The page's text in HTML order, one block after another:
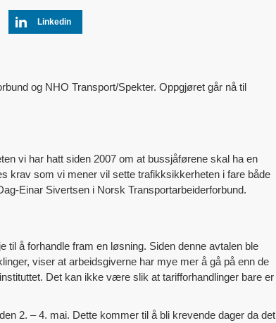
Linkedin
og NHO Transport/Spekter. Oppgjøret går nå til
vi har hatt siden 2007 om at bussjåførene skal ha en
krav som vi mener vil sette trafikksikkerheten i fare både
Einar Sivertsen i Norsk Transportarbeiderforbund.
til å forhandle fram en løsning. Siden denne avtalen ble
viser at arbeidsgiverne har mye mer å gå på enn de
Det kan ikke være slik at tarifforhandlinger bare er
2. – 4. mai. Dette kommer til å bli krevende dager da det